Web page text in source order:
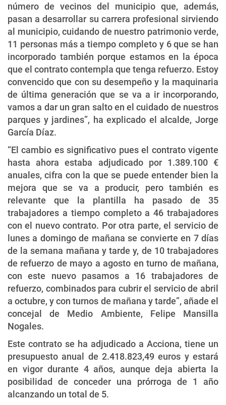
número de vecinos del municipio que, además,
pasan a desarrollar su carrera profesional sirviendo
al municipio, cuidando de nuestro patrimonio verde,
11 personas más a tiempo completo y 6 que se han
incorporado también porque estamos en la época
que el contrato contempla que tenga refuerzo. Estoy
convencido que con su desempeño y la maquinaria
de última generación que se va a ir incorporando,
vamos a dar un gran salto en el cuidado de nuestros
parques y jardines”, ha explicado el alcalde, Jorge
García Díaz.
“El cambio es significativo pues el contrato vigente
hasta ahora estaba adjudicado por 1.389.100 €
anuales, cifra con la que se puede entender bien la
mejora que se va a producir, pero también es
relevante que la plantilla ha pasado de 35
trabajadores a tiempo completo a 46 trabajadores
con el nuevo contrato. Por otra parte, el servicio de
lunes a domingo de mañana se convierte en 7 días
de la semana mañana y tarde y, de 10 trabajadores
de refuerzo de mayo a agosto en turno de mañana,
con este nuevo pasamos a 16 trabajadores de
refuerzo, combinados para cubrir el servicio de abril
a octubre, y con turnos de mañana y tarde”, añade el
concejal de Medio Ambiente, Felipe Mansilla
Nogales.
Este contrato se ha adjudicado a Acciona, tiene un
presupuesto anual de 2.418.823,49 euros y estará
en vigor durante 4 años, aunque deja abierta la
posibilidad de conceder una prórroga de 1 año
alcanzando un total de 5.